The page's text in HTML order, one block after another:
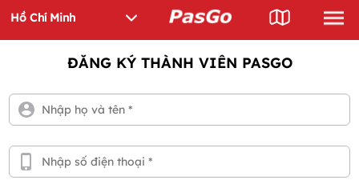
ĐĂNG KÝ THÀNH VIÊN PASGO